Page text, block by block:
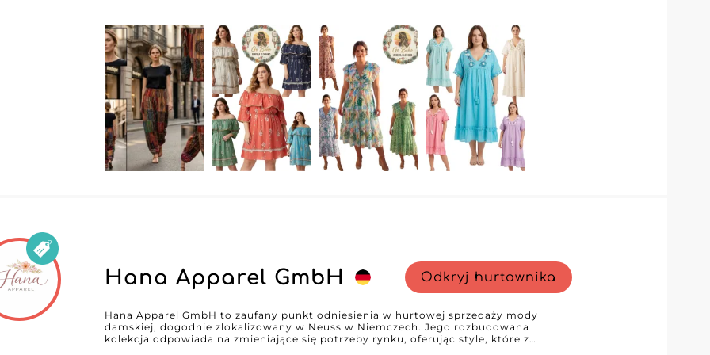
asortyment. Dowiedz się, dlaczego profesjonaliści z regionu ufają Unidiva Clothing,
aby pozostawać w czołówce mody damskiej.
Hana Apparel GmbH Odkryj hurtownika
Hana Apparel GmbH to zaufany punkt odniesienia w hurtowej sprzedaży mody
damskiej, dogodnie zlokalizowany w Neuss w Niemczech. Jego rozbudowana
kolekcja odpowiada na zmieniające się potrzeby rynku, oferując style, które z